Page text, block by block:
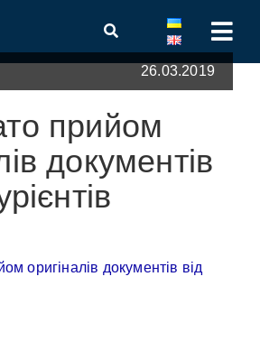
26.03.2019
прийом
документів